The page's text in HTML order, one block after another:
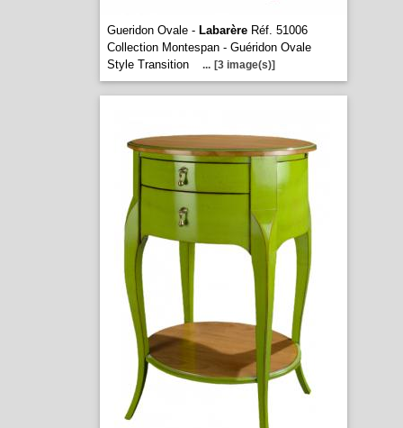
Gueridon Ovale - LabarèreRéf. 51006
Collection Montespan - Guéridon Ovale
Style Transition
... [3 image(s)]